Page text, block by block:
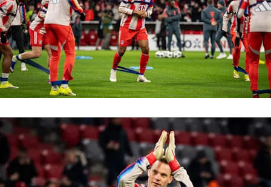
Die Kapitäne Raum und Neuer schreiten zur Seitenwahl.
Max Eberl: „Ehrlicherweise habe ich vor der Saison auch mit RB
gerechnet, zumal sie ja den Europapokal nicht haben dieses
Jahr. Im allerersten Spieltag hat man gemerkt, dass da eben
noch nicht alles funktioniert hat. Wie sie dann die Kehrtwende